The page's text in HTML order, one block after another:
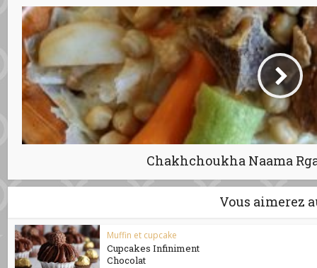
Chakhchoukha Naama
Vous aimerez
Muffin et cupcake
Cupcakes Infiniment
Chocolat